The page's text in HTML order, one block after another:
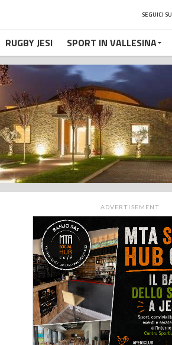
SEGUICI SU
RUGBY JESI SPORT IN VALLESINA
ADVERTISEMENT